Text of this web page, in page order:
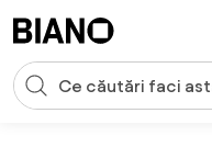
Introducerea căutării